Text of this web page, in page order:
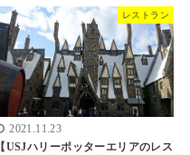
レストラン
2021.11.23
【USJハリーポッターエリアのレス